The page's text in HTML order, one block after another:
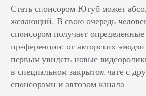
Стать спонсором Ютуб может
желающий. В свою очередь
спонсором получает
преференции: от авторских
первым увидеть новые
в специальном закрытом чате с
спонсорами и автором канала.